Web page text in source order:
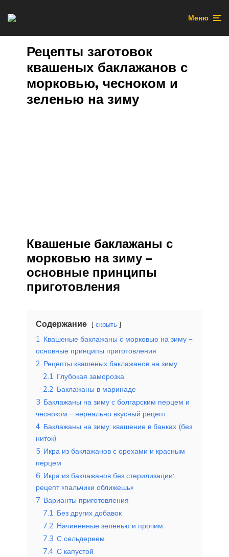
Меню
Рецепты заготовок
квашеных баклажанов с
морковью, чесноком и
зеленью на зиму
Квашеные баклажаны с
морковью на зиму –
основные принципы
приготовления
Содержание скрыть
1 Квашеные баклажаны с морковью на зиму –
основные принципы приготовления
2 Рецепты квашеных баклажанов на зиму
2.1 Глубокая заморозка
2.2 Баклажаны в маринаде
3 Баклажаны на зиму с болгарским перцем и
чесноком – нереально вкусный рецепт
4 Баклажаны на зиму: квашение в банках (без
ниток)
5 Икра из баклажанов с орехами и красным
перцем
6 Икра из баклажанов без стерилизации:
рецепт «пальчики оближешь»
7 Варианты приготовления
7.1 Без других добавок
7.2 Начиненные зеленью и прочим
7.3 С сельдереем
7.4 С капустой